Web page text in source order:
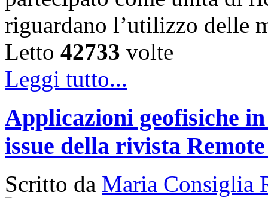
riguardano l’utilizzo delle
Letto 42733 volte
Leggi tutto...
Applicazioni geofisiche
issue della rivista
Scritto da Maria Consiglia